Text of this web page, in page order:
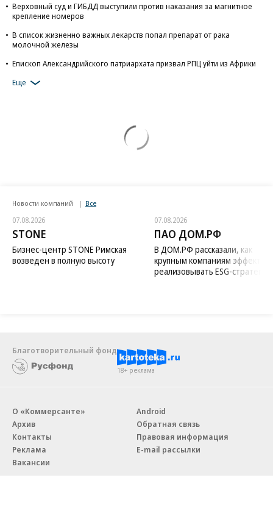
Верховный суд и ГИБДД выступили против наказания за магнитное
крепление номеров
В список жизненно важных лекарств попал препарат от рака
молочной железы
Епископ Александрийского патриархата призвал РПЦ уйти из Африки
Еще
Новости компаний Все
07.08.2026
STONE
Бизнес-центр STONE Римская
возведен в полную высоту
07.08.2026
ПАО ДОМ.РФ
В ДОМ.РФ рассказали, как
крупным компаниям
реализовывать ESG-стратегию
Благотворительный фонд
18+ реклама
О «Коммерсанте»
Архив
Контакты
Реклама
Вакансии
Android
Обратная связь
Правовая информация
E-mail рассылки